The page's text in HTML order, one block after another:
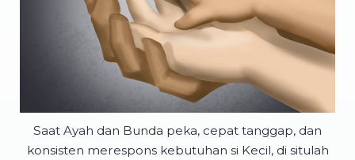
Saat Ayah dan Bunda peka, cepat tanggap, dan
konsisten merespons kebutuhan si Kecil, di situlah